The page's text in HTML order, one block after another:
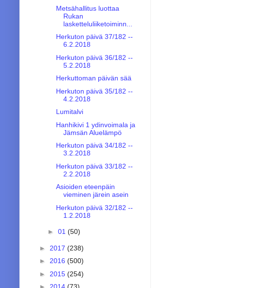
Metsähallitus luottaa
Rukan
lasketteluliiketoiminn...
Herkuton päivä 37/182 --
6.2.2018
Herkuton päivä 36/182 --
5.2.2018
Herkuttoman päivän sää
Herkuton päivä 35/182 --
4.2.2018
Lumitalvi
Hanhikivi 1 ydinvoimala ja
Jämsän Aluelämpö
Herkuton päivä 34/182 --
3.2.2018
Herkuton päivä 33/182 --
2.2.2018
Asioiden eteenpäin
vieminen järein asein
Herkuton päivä 32/182 --
1.2.2018
► 01 (50)
► 2017 (238)
► 2016 (500)
► 2015 (254)